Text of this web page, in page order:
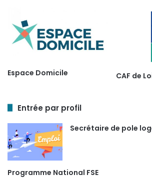
Espace Domicile CAF de
Entrée par profil
Secrétaire de pole
Programme National FSE